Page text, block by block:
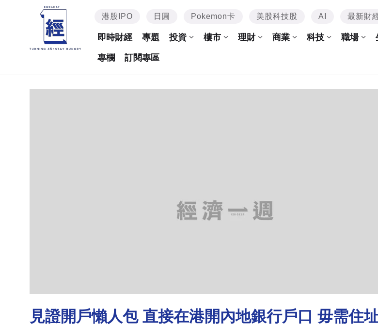
港股IPO 日圓 Pokemon卡 美股科技股 AI 最新財
即時財經 專題 投資 樓市 理財 商業 科技 職場
專欄 訂閱專區
見證開戶懶人包 直接在港開內地銀行戶口 毋需住